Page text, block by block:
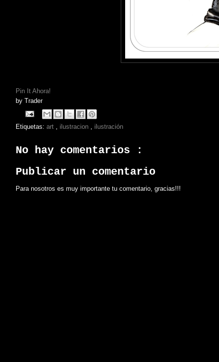
Pin It Ahora!
by Trader
Etiquetas: art ilustracion ilustración
No hay comentarios :
Publicar un comentario
Para nosotros es muy importante tu comentario, gracias!!!